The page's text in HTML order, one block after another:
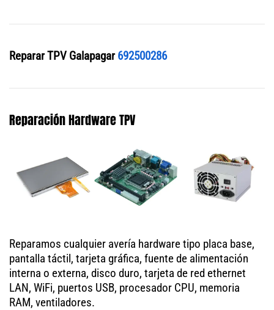
Reparar TPV Galapagar 692500286
Reparación Hardware TPV
Reparamos cualquier avería hardware tipo placa base,
pantalla táctil, tarjeta gráfica, fuente de alimentación
interna o externa, disco duro, tarjeta de red ethernet
LAN, WiFi, puertos USB, procesador CPU, memoria
RAM, ventiladores.